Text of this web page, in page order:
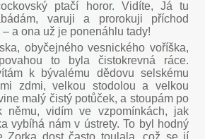
ptačí horor. Vidíte, Já tu
varuji a prorokuji příchod
a ona už je ponenáhlu tady!
obyčejného vesnického voříška,
to byla čistokrevná ráce.
k bývalému dědovu selskému
zdmi, velkou stodolou a velkou
malý čistý potůček, a stoupám po
němu, vidím ve vzpomínkách, jak
vybíhá nám v ústrety. To byl hodný
Zorka dost často toulala, což se jí